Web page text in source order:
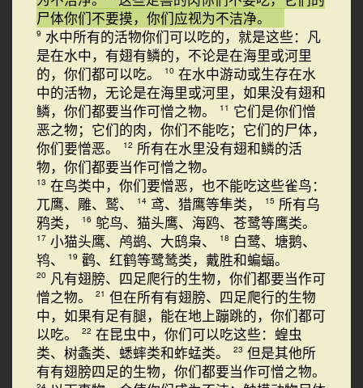
尸体你们不要摸，你们应视为不洁净。
9 水中所有的活物你们可以吃的，就是这些：凡
是在水中，有翅有鳞的，不论是在海里或河里
的，你们都可以吃。
10 在水中游动或生存在水
中的活物，无论是在海里或河里，如果没有翅和
鳞，你们都要当作可憎之物。
11 它们是你们憎
恶之物；它们的肉，你们不能吃；它们的尸体，
你们要憎恶。
12 所有在水里没有翅和鳞的活
物，你们都要当作可憎之物。
13 在鸟类中，你们要憎恶，也不能吃这些雀鸟：
兀鹰、雕、鹫、
14 鸢、猎鹰等隼类， 15 所有乌
鸦类，
16 鸵鸟、猫头鹰、海鸥、苍鹭等鹰类。
17 小猫头鹰、鸬鹚、大鸱枭、 18 白鹭、塘鹅、
鸨、
19 鹳、红鹤等鹭鸶类，戴胜和蝙蝠。
20 凡有翅膀、四足爬行的生物，你们都要当作可
憎之物。
21 但在所有有翅膀、四足爬行的生物
中，如果有足有腿，能在地上蹦跳的，你们都可
以吃。
22 在昆虫中，你们可以吃这些：蝗虫
类、树螽类、蟋蟀类和蚱蜢类。
23 但是其他所
有有翅膀四足的生物，你们都要当作可憎之物。